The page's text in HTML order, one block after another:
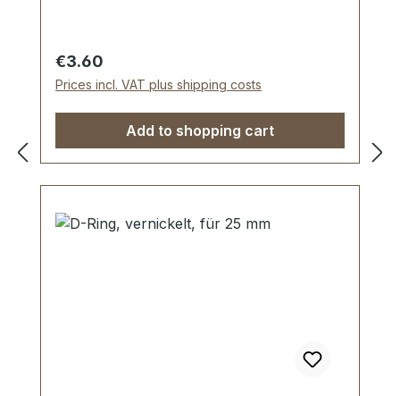
D-Ring
Regular price:
€3.60
Prices incl. VAT plus shipping costs
Add to shopping cart